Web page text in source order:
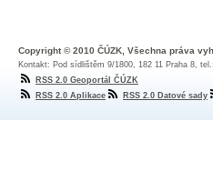
Copyright © 2010 ČÚZK, Všechna práva
Kontakt: Pod sídlištěm 9/1800, 182 11 Praha 8,
RSS 2.0 Geoportál ČÚZK
RSS 2.0 Aplikace
RSS 2.0 Datové sady